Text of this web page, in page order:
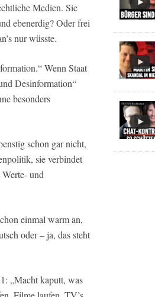
Medien. Sie
ebenerdig? Oder frei
nur wüsste.
Wenn Staat
Desinformation“
besonders
schon gar nicht,
sie verbindet
und
einmal warm an,
oder – ja, das steht
„Macht kaputt, was